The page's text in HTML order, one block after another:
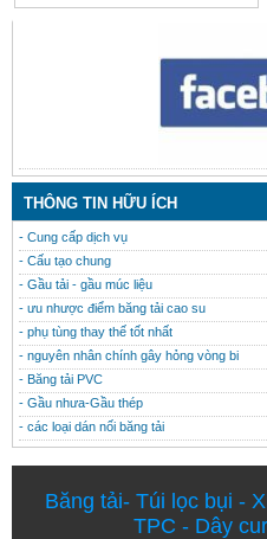
THÔNG TIN HỮU ÍCH
- Cung cấp dịch vụ
- Cấu tạo chung
- Gầu tải - gầu múc liệu
- ưu nhược điểm băng tải cao su
- phụ tùng thay thế tốt nhất
- nguyên nhân chính gây hỏng vòng bi
- Băng tải PVC
- Gầu nhưa-Gầu thép
- các loại dán nối băng tải
Băng tải- Túi lọc bụi -
TPC - Dây